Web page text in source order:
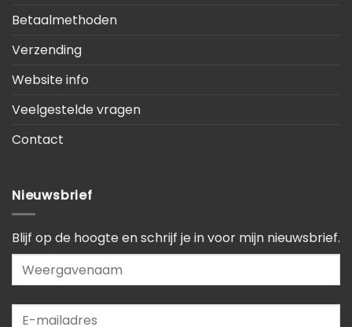
Betaalmethoden
Verzending
Website info
Veelgestelde vragen
Contact
Nieuwsbrief
Blijf op de hoogte en schrijf je in voor mijn nieuwsbrief.